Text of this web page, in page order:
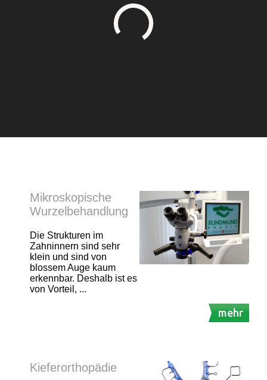
Mikroskopische
Wurzelbehandlung
Die Strukturen im
Zahninnern sind sehr
klein und sind von
blossem Auge kaum
erkennbar. Deshalb ist es
von Vorteil, ...
mehr
Kieferorthopädie